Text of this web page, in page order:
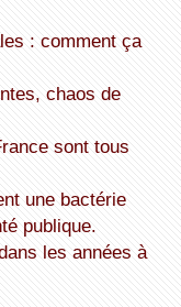
publique.